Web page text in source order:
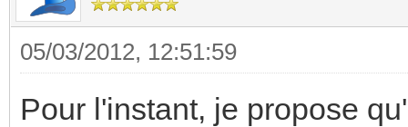
05/03/2012, 12:51:59
Pour l'instant, je propose